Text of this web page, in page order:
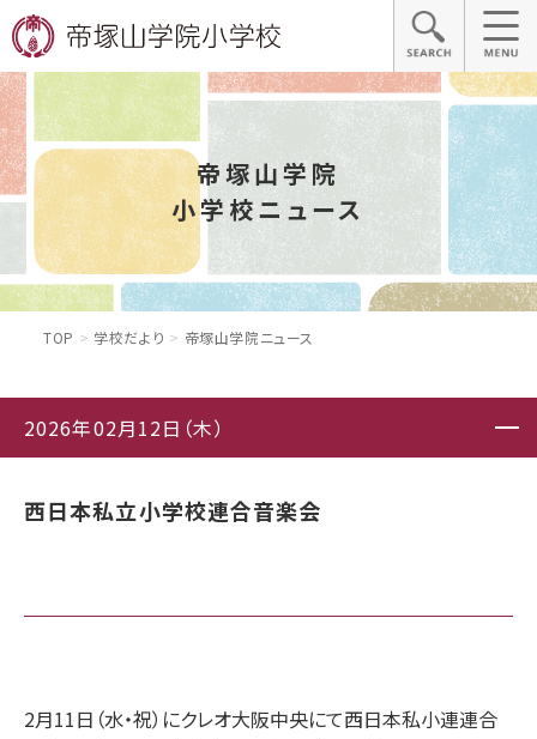
帝塚山学院
小学校ニュース
TOP 学校だより 帝塚山学院ニュース
2026年02月12日（木）
西日本私立小学校連合音楽会
2月11日（水・祝）にクレオ大阪中央にて西日本私小連連合